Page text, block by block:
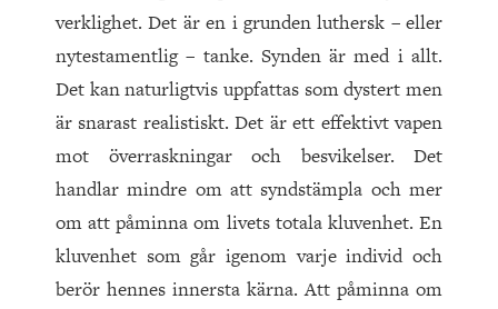
verklighet. Det är en i grunden luthersk – eller
nytestamentlig – tanke. Synden är med i allt.
Det kan naturligt­vis uppfattas som dystert men
är snarast realistiskt. Det är ett effektivt vapen
mot överraskningar och besvi­kelser. Det
handlar mindre om att syndstämpla och mer
om att påminna om livets totala kluvenhet. En
kluvenhet som går igenom varje individ och
berör hennes innersta kärna. Att påminna om